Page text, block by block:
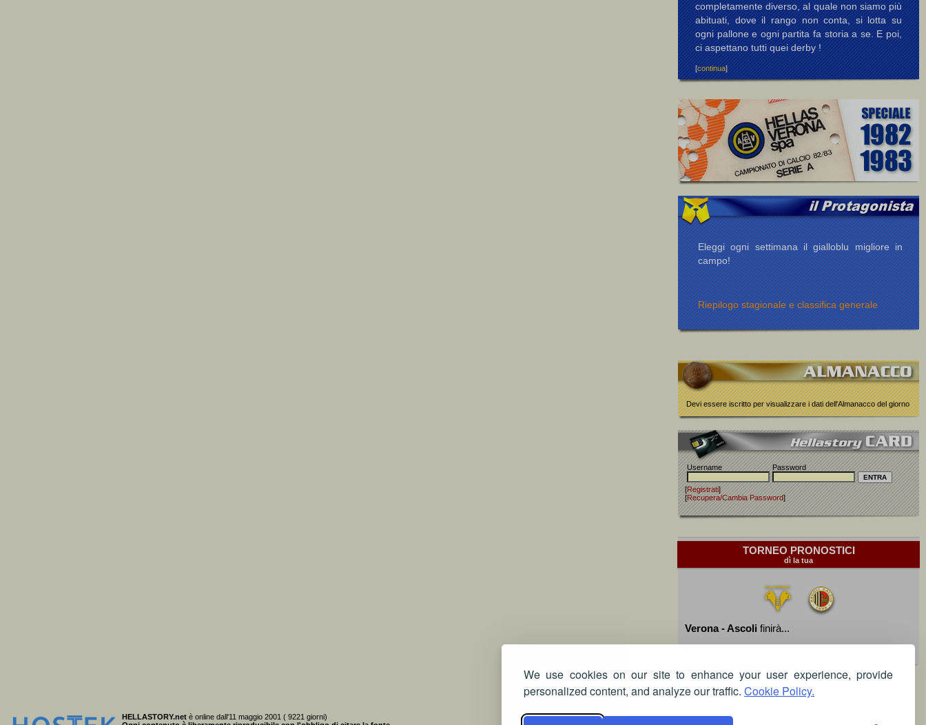
We use cookies on our site to enhance your user experience, provide
personalized content, and analyze our traffic. Cookie Policy.
completamente diverso, al quale non siamo più
abituati, dove il rango non conta, si lotta su
ogni pallone e ogni partita fa storia a se. E poi,
ci aspettano tutti quei derby !
[continua]
Eleggi ogni settimana il gialloblu migliore in
campo!
Riepilogo stagionale e classifica generale
Devi essere iscritto per visualizzare i dati dell'Almanacco del giorno
Username Password
[Registrati]
[Recupera/Cambia Password]
TORNEO PRONOSTICI
dì la tua
Verona - Ascoli finirà...
HELLASTORY.netè online dall'11 maggio 2001 ( 9221 giorni)